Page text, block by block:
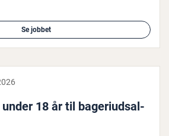
Se jobbet
18 år til ba­ge­ri­ud­sal­